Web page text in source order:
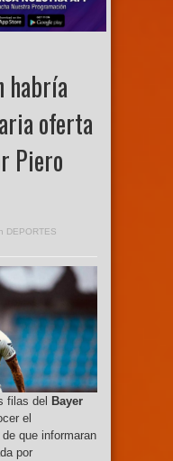
habría
oferta
Piero
DEPORTES
filas del Bayer
el
de que informaran
por